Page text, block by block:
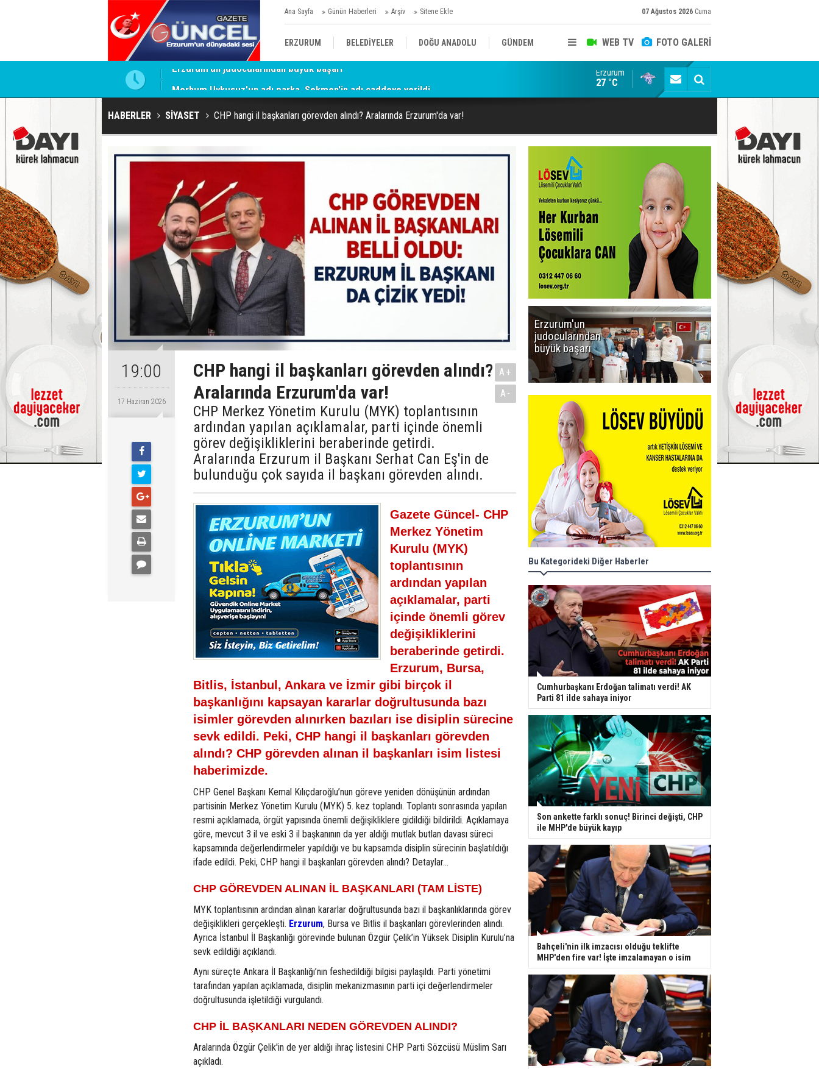
Ana Sayfa Günün Haberleri Arşiv Sitene Ekle 07 Ağustos 2026 Cuma
WEB TV FOTO GALERİ
ERZURUM BELEDİYELER DOĞU ANADOLU GÜNDEM
KÜLTÜR/SANAT//MAĞAZİN BODRUM
Konuşanlar'a katıldı, söyledikleri başına iş açtı!
Erzurum
27 °C
HABERLER SİYASET CHP hangi il başkanları görevden alındı? Aralarında Erzurum'da var!
19:00
17 Haziran 2026
CHP hangi il başkanları görevden alındı?
Aralarında Erzurum'da var!
CHP Merkez Yönetim Kurulu (MYK) toplantısının
ardından yapılan açıklamalar, parti içinde önemli
görev değişikliklerini beraberinde getirdi.
Aralarında Erzurum il Başkanı Serhat Can Eş'in de
bulunduğu çok sayıda il başkanı görevden alındı.
A+
A-
Gazete Güncel- CHP
Merkez Yönetim
Kurulu (MYK)
toplantısının
ardından yapılan
açıklamalar, parti
içinde önemli görev
değişikliklerini
beraberinde getirdi.
Erzurum, Bursa,
Bitlis, İstanbul, Ankara ve İzmir gibi birçok il
başkanlığını kapsayan kararlar doğrultusunda bazı
isimler görevden alınırken bazıları ise disiplin sürecine
sevk edildi. Peki, CHP hangi il başkanları görevden
alındı? CHP görevden alınan il başkanları isim listesi
haberimizde.
CHP Genel Başkanı Kemal Kılıçdaroğlu’nun göreve yeniden dönüşünün ardından
partisinin Merkez Yönetim Kurulu (MYK) 5. kez toplandı. Toplantı sonrasında yapılan
resmi açıklamada, örgüt yapısında önemli değişikliklere gidildiği bildirildi. Açıklamaya
göre, mevcut 3 il ve eski 3 il başkanının da yer aldığı mutlak butlan davası süreci
kapsamında değerlendirmeler yapıldığı ve bu kapsamda disiplin sürecinin başlatıldığı
ifade edildi. Peki, CHP hangi il başkanları görevden alındı? Detaylar...
CHP GÖREVDEN ALINAN İL BAŞKANLARI (TAM LİSTE)
MYK toplantısının ardından alınan kararlar doğrultusunda bazı il başkanlıklarında görev
değişiklikleri gerçekleşti. Erzurum, Bursa ve Bitlis il başkanları görevlerinden alındı.
Ayrıca İstanbul İl Başkanlığı görevinde bulunan Özgür Çelik’in Yüksek Disiplin Kurulu’na
sevk edildiği açıklandı.
Aynı süreçte Ankara İl Başkanlığı’nın feshedildiği bilgisi paylaşıldı. Parti yönetimi
tarafından yapılan açıklamada, disiplin mekanizmasının parti içi değerlendirmeler
doğrultusunda işletildiği vurgulandı.
CHP İL BAŞKANLARI NEDEN GÖREVDEN ALINDI?
Aralarında Özgür Çelik'in de yer aldığı ihraç listesini CHP Parti Sözcüsü Müslim Sarı
açıkladı.
Erzurum'un
judocularından
büyük başarı
Bu Kategorideki Diğer Haberler
Cumhurbaşkanı Erdoğan talimatı verdi! AK
Parti 81 ilde sahaya iniyor
Son ankette farklı sonuç! Birinci değişti, CHP
ile MHP'de büyük kayıp
Bahçeli'nin ilk imzacısı olduğu teklifte
MHP'den fire var! İşte imzalamayan o isim